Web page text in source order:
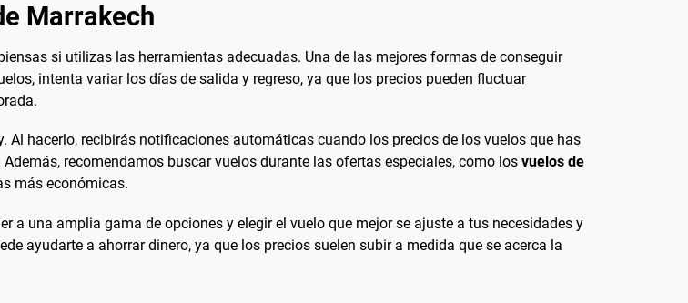
Marrakech
si utilizas las herramientas adecuadas. Una de las mejores formas de conseguir
intenta variar los días de salida y regreso, ya que los precios pueden fluctuar
Al hacerlo, recibirás notificaciones automáticas cuando los precios de los vuelos que has
recomendamos buscar vuelos durante las ofertas especiales, como los vuelos de
más económicas.
a una amplia gama de opciones y elegir el vuelo que mejor se ajuste a tus necesidades y
ayudarte a ahorrar dinero, ya que los precios suelen subir a medida que se acerca la